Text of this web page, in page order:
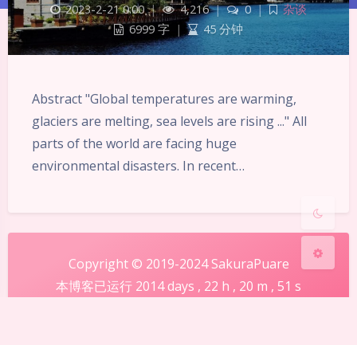
Sans Serif
2023-2-21 0:00 | 4,216 | 0 |
杂谈
6999 字 | 45 分钟
Abstract "Global temperatures are warming,
glaciers are melting, sea levels are rising ..." All
parts of the world are facing huge
environmental disasters. In recent…
Copyright © 2019-2024 SakuraPuare
本博客已运行 2014days , 22 h , 20 m , 51 s